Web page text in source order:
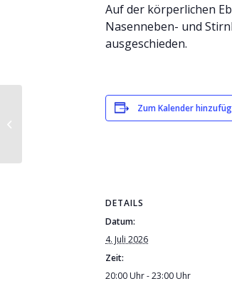
Auf der körperlichen
Nasenneben- und
ausgeschieden.
Zum Kalender
DETAILS
Datum:
4. Juli 2026
Zeit:
20:00 Uhr - 23:00 Uhr